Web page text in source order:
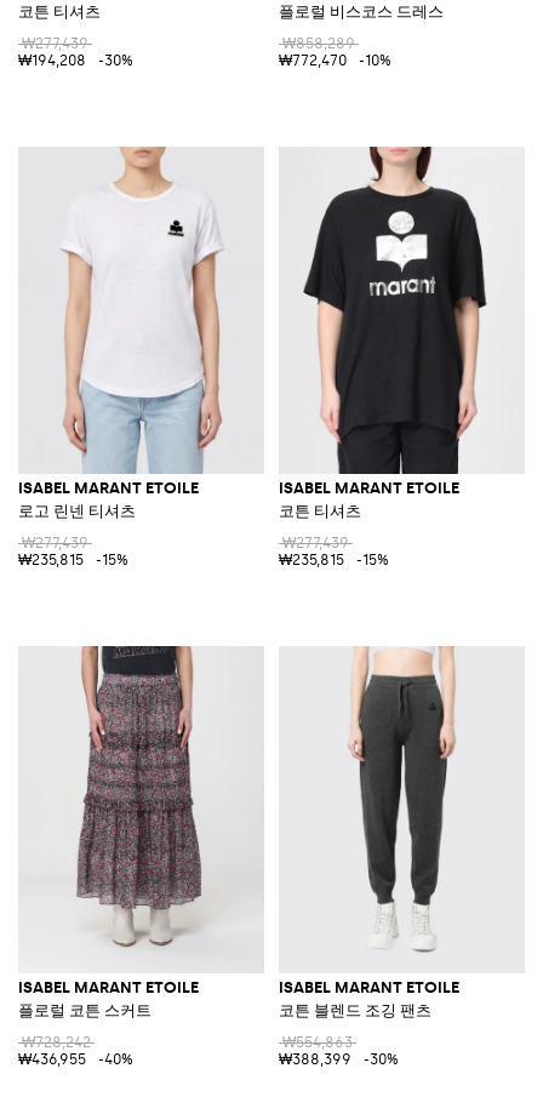
코튼 티셔츠
₩277,439
₩194,208
-30%
플로럴 비스코스 드레스
₩858,289
₩772,470
-10%
ISABEL MARANT ETOILE
로고 린넨 티셔츠
₩277,439
₩235,815
-15%
ISABEL MARANT ETOILE
코튼 티셔츠
₩277,439
₩235,815
-15%
ISABEL MARANT ETOILE
플로럴 코튼 스커트
₩728,242
₩436,955
-40%
ISABEL MARANT ETOILE
코튼 블렌드 조깅 팬츠
₩554,863
₩388,399
-30%